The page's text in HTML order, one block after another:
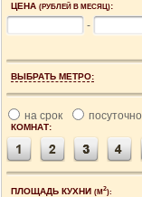
ЦЕНА (РУБЛЕЙ В МЕСЯЦ):
-
ВЫБРАТЬ МЕТРО:
на срок посуточно
КОМНАТ:
ПЛОЩАДЬ КУХНИ (М2):